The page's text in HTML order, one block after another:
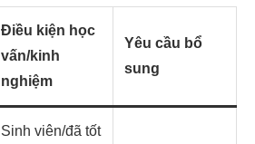
Điều kiện học
vấn/kinh
nghiệm
Yêu cầu bổ
sung
Sinh viên/đã tốt